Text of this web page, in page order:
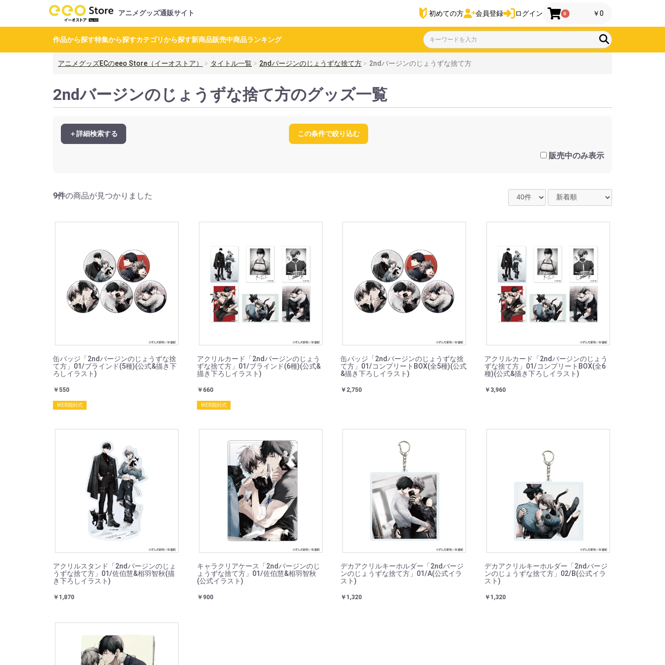
アニメグッズ通販サイト 初めての方 会員登録 ログイン 0 ￥0
作品から探す特集から探すカテゴリから探す新商品販売中商品ランキング
アニメグッズECのeeo Store（イーオストア） タイトル一覧 2ndバージンのじょうずな捨て方 2ndバージンのじょうずな捨て方
2ndバージンのじょうずな捨て方のグッズ一覧
＋詳細検索する この条件で絞り込む
販売中のみ表示
9件の商品が見つかりました
缶バッジ「2ndバージンのじょうずな捨
て方」01/ブラインド(5種)(公式&描き下
ろしイラスト)
￥550
WEB開封式
アクリルカード「2ndバージンのじょう
ずな捨て方」01/ブラインド(6種)(公式&
描き下ろしイラスト)
￥660
WEB開封式
缶バッジ「2ndバージンのじょうずな捨
て方」01/コンプリートBOX(全5種)(公式
&描き下ろしイラスト)
￥2,750
アクリルカード「2ndバージンのじょう
ずな捨て方」01/コンプリートBOX(全6
種)(公式&描き下ろしイラスト)
￥3,960
アクリルスタンド「2ndバージンのじょ
うずな捨て方」01/佐伯慧&相羽智秋(描
き下ろしイラスト)
￥1,870
キャラクリアケース「2ndバージンのじ
ょうずな捨て方」01/佐伯慧&相羽智秋
(公式イラスト)
￥900
デカアクリルキーホルダー「2ndバージ
ンのじょうずな捨て方」01/A(公式イラ
スト)
￥1,320
デカアクリルキーホルダー「2ndバージ
ンのじょうずな捨て方」02/B(公式イラ
スト)
￥1,320